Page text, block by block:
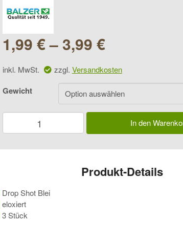
1,99 €– 3,99 €
inkl. MwSt. zzgl. Versandkosten
Gewicht
Balzer
Street
Dropshot
In den
Produkt-Details
Drop Shot Blei
eloxiert
3 Stück